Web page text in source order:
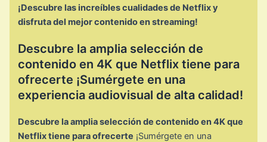
¡Descubre las increíbles cualidades de Netflix y
disfruta del mejor contenido en streaming!
Descubre la amplia selección de
contenido en 4K que Netflix tiene para
ofrecerte ¡Sumérgete en una
experiencia audiovisual de alta calidad!
Descubre la amplia selección de contenido en 4K que
Netflix tiene para ofrecerte ¡Sumérgete en una